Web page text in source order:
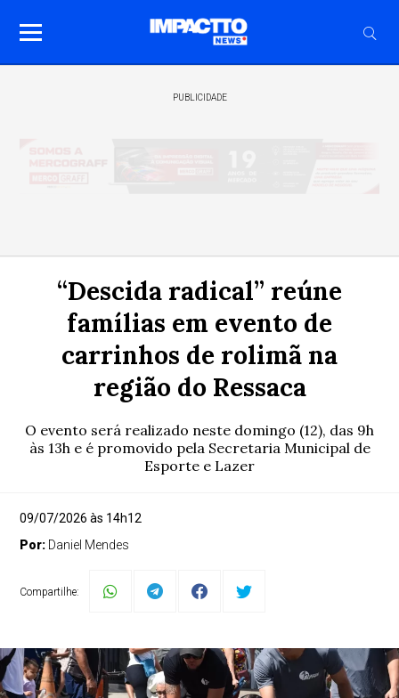
PUBLICIDADE
“Descida radical” reúne
famílias em evento de
carrinhos de rolimã na
região do Ressaca
O evento será realizado neste domingo (12), das 9h
às 13h e é promovido pela Secretaria Municipal de
Esporte e Lazer
09/07/2026 às 14h12
Por: Daniel Mendes
Compartilhe: